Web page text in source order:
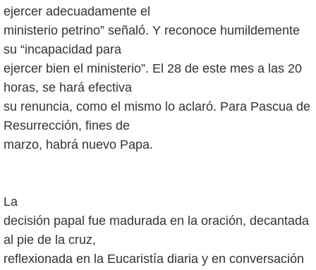
ejercer adecuadamente el
ministerio petrino” señaló. Y reconoce humildemente
su “incapacidad para
ejercer bien el ministerio”. El 28 de este mes a las 20
horas, se hará efectiva
su renuncia, como el mismo lo aclaró. Para Pascua de
Resurrección, fines de
marzo, habrá nuevo Papa.
La
decisión papal fue madurada en la oración, decantada
al pie de la cruz,
reflexionada en la Eucaristía diaria y en conversación